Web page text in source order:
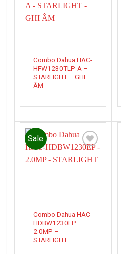
wishlist
Combo Dahua HAC-
HFW1230TLP-A –
STARLIGHT – GHI
ÂM
Sale
wishlist
Combo Dahua HAC-
HDBW1230EP –
2.0MP –
STARLIGHT